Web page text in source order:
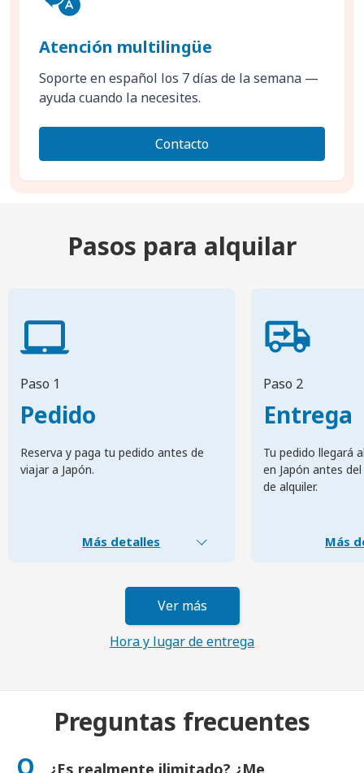
Atención multilingüe
Soporte en español los 7 días de la semana —
ayuda cuando la necesites.
Contacto
Pasos para alquilar
Paso 1
Pedido
Reserva y paga tu pedido antes de
viajar a Japón.
Más detalles
Paso 2
Entrega
Tu pedido llegará
en Japón antes
de alquiler.
Más
Ver más
Hora y lugar de entrega
Preguntas frecuentes
Q
¿Es realmente ilimitado? ¿Me